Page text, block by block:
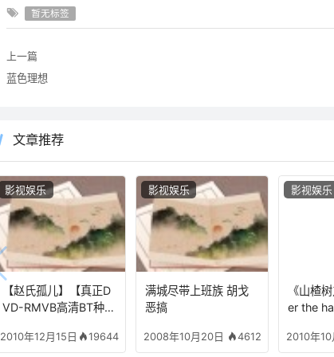
暂无标签
上一篇
蓝色理想
文章推荐
【赵氏孤儿】【真正D
VD-RMVB高清BT种
葛优、范冰冰、黄晓明
2010年12月15日 19644
影视娱乐
满城尽带上班族 胡戈
恶搞
2008年10月20日 4612
影视娱乐
《山楂
er the
树呀，
2010年10
影视娱乐